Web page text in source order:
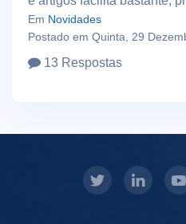
Em Novidades
Postado em Quinta, 29
13 Respostas